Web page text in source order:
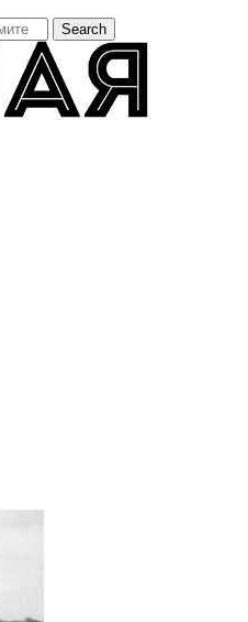
Search